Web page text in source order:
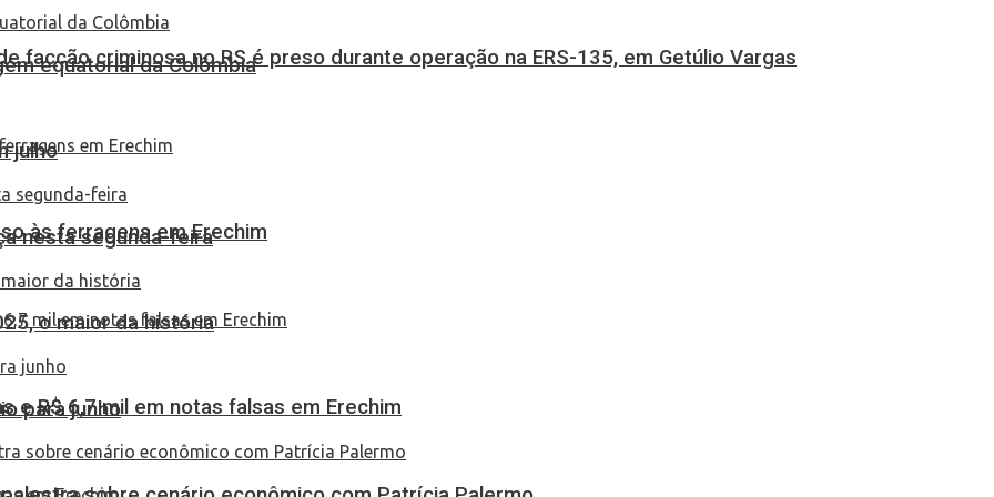
facção criminosa no RS é preso durante operação na ERS-135, em Getúlio Vargas
às ferragens em Erechim
e R$ 6,7 mil em notas falsas em Erechim
equatorial da Colômbia
julho
nesta segunda-feira
o maior da história
para junho